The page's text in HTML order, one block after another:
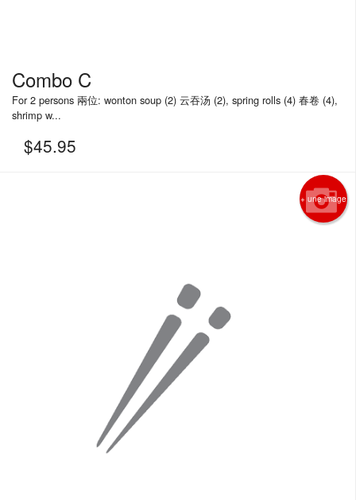
Combo C
For 2 persons 兩位: wonton soup (2) 云吞汤 (2), spring rolls (4) 春卷 (4),
shrimp w...
$45.95
+ une image